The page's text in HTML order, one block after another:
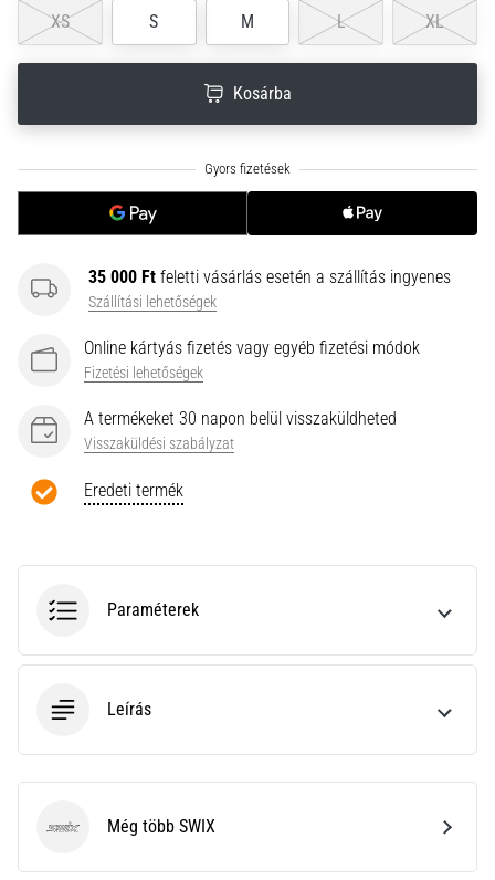
neki
és
készíts
Torna,
is
változatos
ami
egy
mindig
más?
Csatlakozz
Minden cikk
XS S M L XL
Kosárba
35 000 Ft feletti vásárlás esetén a szállítás ingyenes
Szállítási lehetőségek
Online kártyás fizetés vagy egyéb fizetési módok
Fizetési lehetőségek
A termékeket 30 napon belül visszaküldheted
Visszaküldési szabályzat
Eredeti termék
Paraméterek
Leírás
SWIX Még több SWIX